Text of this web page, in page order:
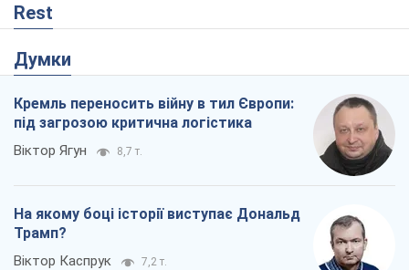
Rest
Думки
Кремль переносить війну в тил Європи:
під загрозою критична логістика
Віктор Ягун 8,7 т.
На якому боці історії виступає Дональд
Трамп?
Віктор Каспрук 7,2 т.